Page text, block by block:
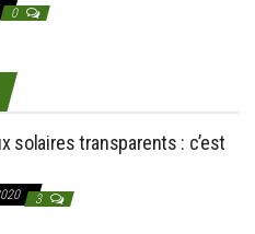
0
solaires transparents : c’est
3